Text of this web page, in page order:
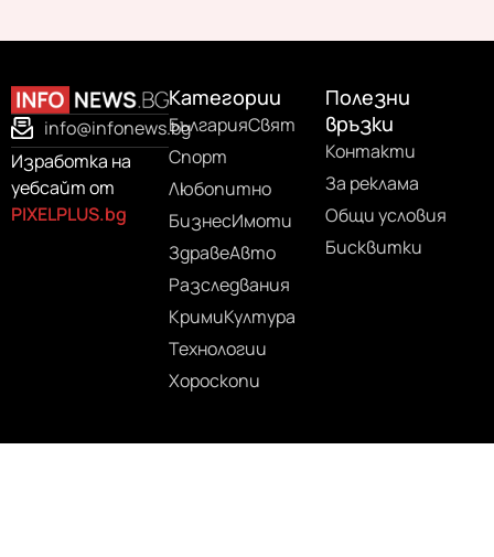
info@infonews.bg
Изработка на
уебсайт от
PIXELPLUS.bg
Категории
БългарияСвят
Спорт
Любопитно
БизнесИмоти
ЗдравеАвто
Разследвания
КримиКултура
Технологии
Хороскопи
Полезни
връзки
Контакти
За реклама
Общи условия
Бисквитки